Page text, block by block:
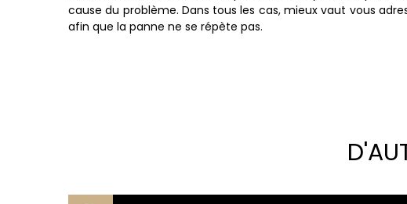
cause du problème. Dans tous les cas, mieux vaut vous
afin que la panne ne se répète pas.